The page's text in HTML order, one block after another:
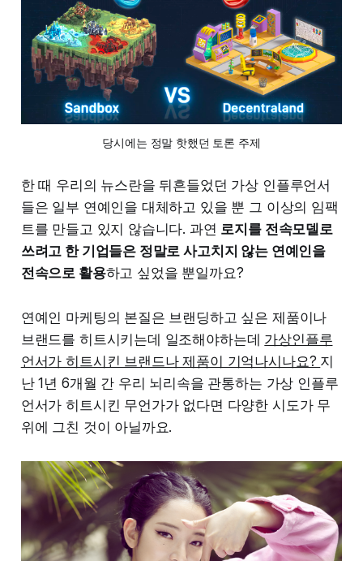
당시에는 정말 핫했던 토론 주제
한 때 우리의 뉴스란을 뒤흔들었던 가상 인플루언서
들은 일부 연예인을 대체하고 있을 뿐 그 이상의 임팩
트를 만들고 있지 않습니다. 과연 로지를 전속모델로
쓰려고 한 기업들은 정말로 사고치지 않는 연예인을
전속으로 활용하고 싶었을 뿐일까요?
연예인 마케팅의 본질은 브랜딩하고 싶은 제품이나
브랜드를 히트시키는데 일조해야하는데 가상인플루
언서가 히트시킨 브랜드나 제품이 기억나시나요? 지
난 1년 6개월 간 우리 뇌리속을 관통하는 가상 인플루
언서가 히트시킨 무언가가 없다면 다양한 시도가 무
위에 그친 것이 아닐까요.